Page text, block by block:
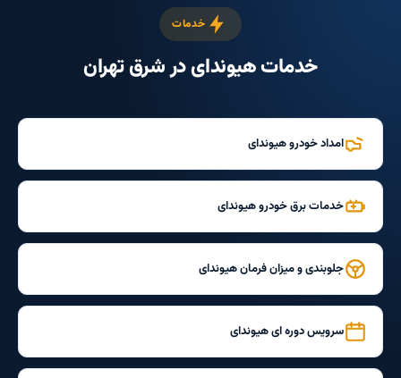
خدمات
خدمات هیوندای در شرق تهران
امداد خودرو هیوندای
خدمات برق خودرو هیوندای
جلوبندی و میزان فرمان هیوندای
سرویس دوره ای هیوندای